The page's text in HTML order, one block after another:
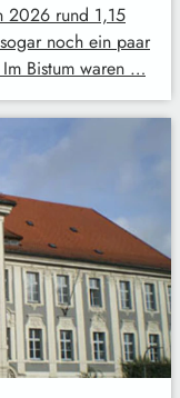
2026 rund 1,15
noch ein paar
Bistum waren …